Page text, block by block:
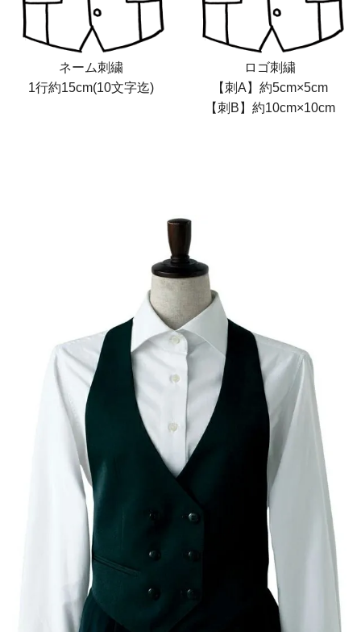
ネーム刺繍
1行約15cm(10文字迄)
ロゴ刺繍
【刺A】約5cm×5cm
【刺B】約10cm×10cm